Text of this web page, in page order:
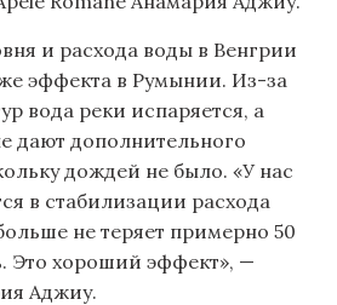
и расхода воды в Венгрии
эффекта в Румынии. Из-за
вода реки испаряется, а
дают дополнительного
дождей не было. «У нас
в стабилизации расхода
не теряет примерно 50
Это хороший эффект», —
Аджиу.